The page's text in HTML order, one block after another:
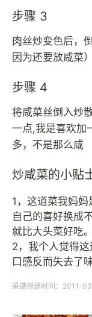
步骤 3
肉丝炒变色后，
因为还要放咸菜）
步骤 4
将咸菜丝倒入炒
一点,我是喜欢加
多，不是那么咸
炒咸菜的小贴
1，这道菜我妈
自己的喜好换成
就比大头菜好吃。
2，我个人觉得
口感反而失去了味
菜谱创建时间：2011-